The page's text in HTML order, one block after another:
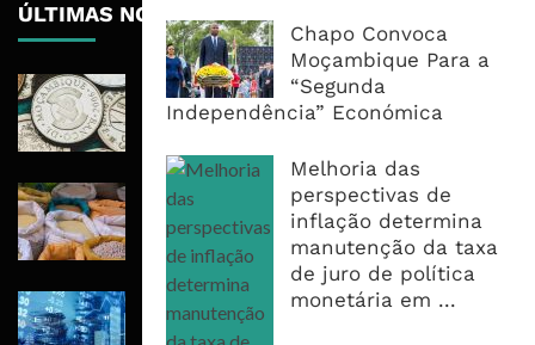
Chapo Convoca
Moçambique Para a
“Segunda
Independência” Económica
Melhoria das
perspectivas de
inflação determina
manutenção da taxa
de juro de política
monetária em ...
ÚLTIMAS NOTÍCIAS
Economia Moçambicana Procura
Recuperar em 2026, Mas Crédito,
Commodities Agrícolas Entram Numa
Nova Fase de Risco Após Meses de
Oferta Confortável
Dívida Pública Sobe Para 75,2% do
PIB e Pressão Desloca-se Para o